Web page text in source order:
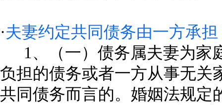
·夫妻约定共同债务由一方承
1、（一）债务属夫妻为家
负担的债务或者一方从事无关
共同债务而言的。婚姻法规定